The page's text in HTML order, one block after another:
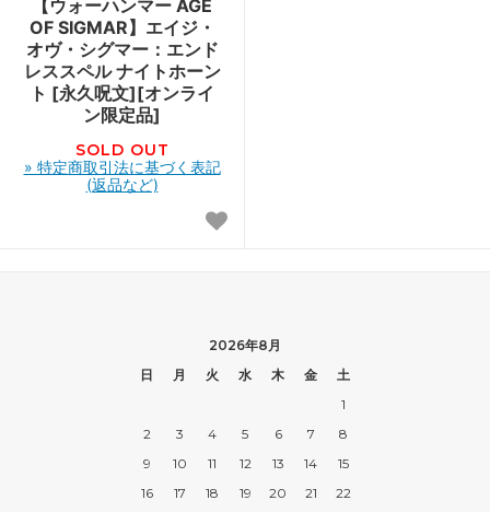
【ウォーハンマー AGE
OF SIGMAR】エイジ・
オヴ・シグマー：エンド
レススペル ナイトホーン
ト [永久呪文][オンライ
ン限定品]
SOLD OUT
» 特定商取引法に基づく表記
(返品など)
2026年8月
日
月 火 水 木 金
土
1
2
3 4 5 6 7
8
9
10 11 12 13 14
15
16
17 18 19 20 21
22